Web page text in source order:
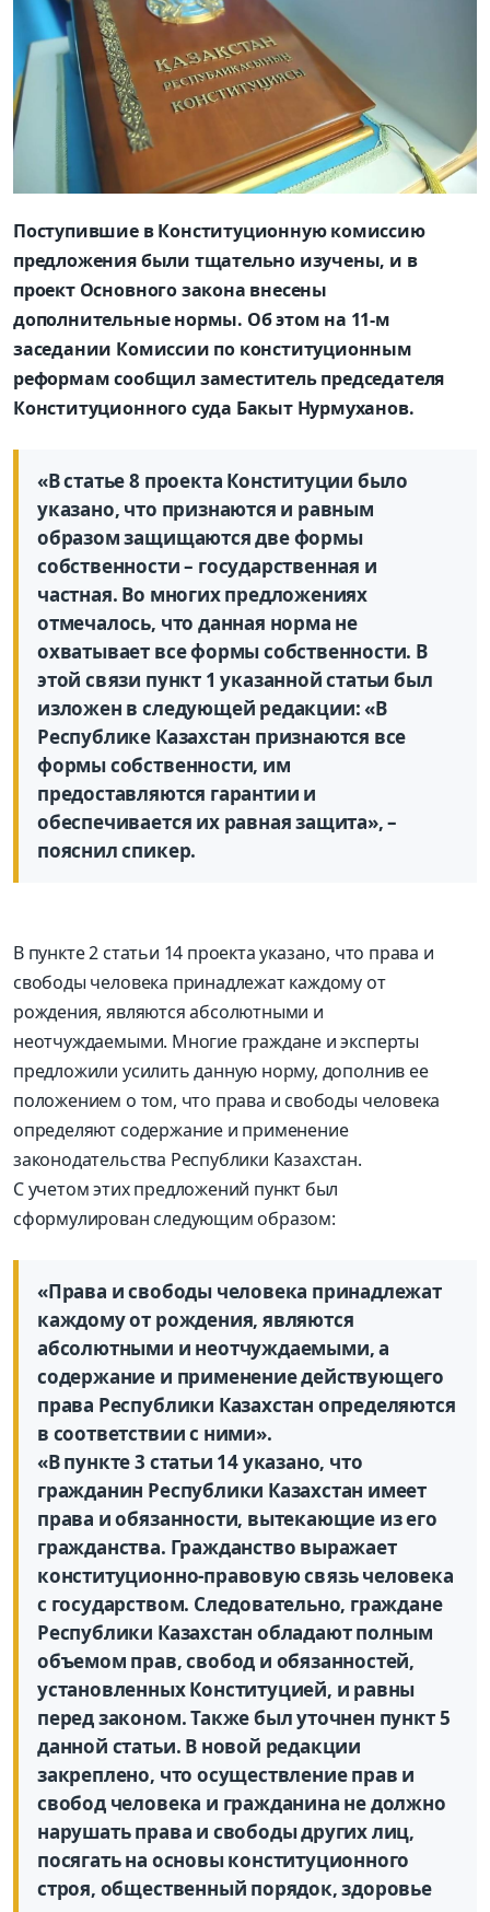
Поступившие в Конституционную комиссию
предложения были тщательно изучены, и в
проект Основного закона внесены
дополнительные нормы. Об этом на 11-м
заседании Комиссии по конституционным
реформам сообщил заместитель председателя
Конституционного суда Бакыт Нурмуханов.
«В статье 8 проекта Конституции было
указано, что признаются и равным
образом защищаются две формы
собственности – государственная и
частная. Во многих предложениях
отмечалось, что данная норма не
охватывает все формы собственности. В
этой связи пункт 1 указанной статьи был
изложен в следующей редакции: «В
Республике Казахстан признаются все
формы собственности, им
предоставляются гарантии и
обеспечивается их равная защита», –
пояснил спикер.
В пункте 2 статьи 14 проекта указано, что права и
свободы человека принадлежат каждому от
рождения, являются абсолютными и
неотчуждаемыми. Многие граждане и эксперты
предложили усилить данную норму, дополнив ее
положением о том, что права и свободы человека
определяют содержание и применение
законодательства Республики Казахстан.
С учетом этих предложений пункт был
сформулирован следующим образом:
«Права и свободы человека принадлежат
каждому от рождения, являются
абсолютными и неотчуждаемыми, а
содержание и применение действующего
права Республики Казахстан определяются
в соответствии с ними».
«В пункте 3 статьи 14 указано, что
гражданин Республики Казахстан имеет
права и обязанности, вытекающие из его
гражданства. Гражданство выражает
конституционно-правовую связь человека
с государством. Следовательно, граждане
Республики Казахстан обладают полным
объемом прав, свобод и обязанностей,
установленных Конституцией, и равны
перед законом. Также был уточнен пункт 5
данной статьи. В новой редакции
закреплено, что осуществление прав и
свобод человека и гражданина не должно
нарушать права и свободы других лиц,
посягать на основы конституционного
строя, общественный порядок, здоровье